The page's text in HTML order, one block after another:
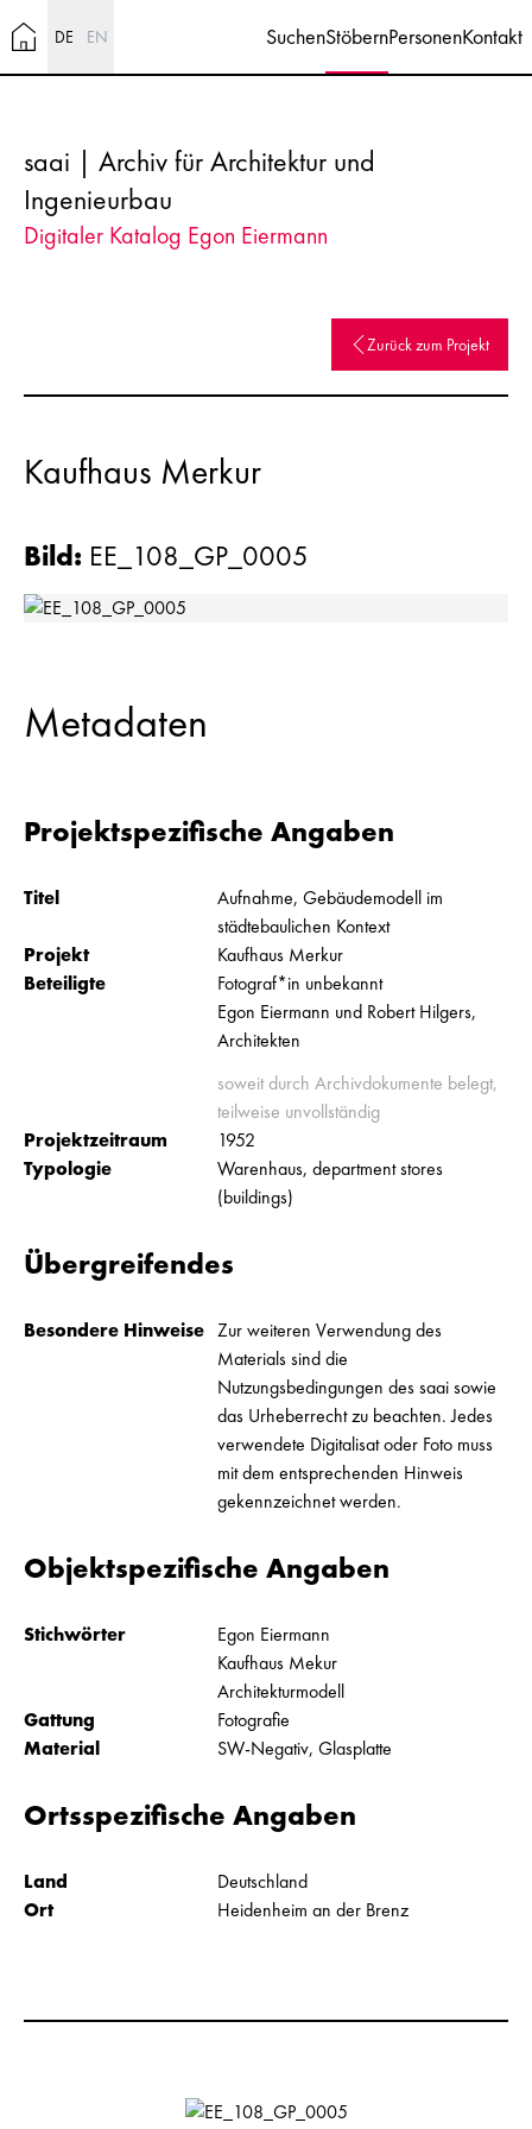
DE EN SuchenStöbernPersonenKontakt
saai | Archiv für Architektur und
Ingenieurbau
Digitaler Katalog Egon Eiermann
Zurück zum Projekt
Kaufhaus Merkur
Bild: EE_108_GP_0005
Metadaten
Projektspezifische Angaben
Titel
Aufnahme, Gebäudemodell im
städtebaulichen Kontext
Projekt
Kaufhaus Merkur
Beteiligte
Fotograf*in unbekannt
Egon Eiermann und Robert Hilgers,
Architekten
soweit durch Archivdokumente belegt,
teilweise unvollständig
Projektzeitraum
1952
Typologie
Warenhaus, department stores
(buildings)
Übergreifendes
Besondere Hinweise Zur weiteren Verwendung des
Materials sind die
Nutzungsbedingungen des saai sowie
das Urheberrecht zu beachten. Jedes
verwendete Digitalisat oder Foto muss
mit dem entsprechenden Hinweis
gekennzeichnet werden.
Objektspezifische Angaben
Stichwörter
Egon Eiermann
Kaufhaus Mekur
Architekturmodell
Gattung
Fotografie
Material
SW-Negativ, Glasplatte
Ortsspezifische Angaben
Land
Deutschland
Ort
Heidenheim an der Brenz